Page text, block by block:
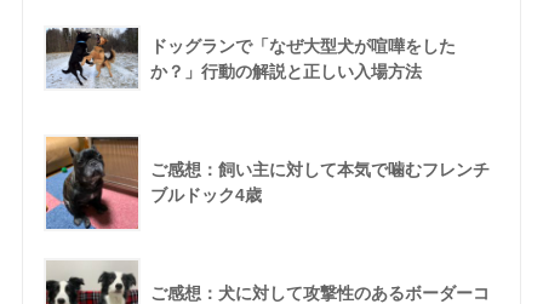
ドッグランで「なぜ大型犬が喧嘩をした
か？」行動の解説と正しい入場方法
ご感想：飼い主に対して本気で噛むフレンチ
ブルドック4歳
ご感想：犬に対して攻撃性のあるボーダーコ